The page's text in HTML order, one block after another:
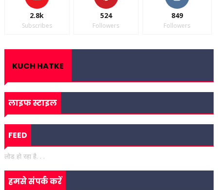
2.8k
Subscribes
524
Followers
849
Followers
KUCH HATKE
लाइफ स्टाइल
FEED
लोड हो रहा है. . .
हमसे संपर्क करें